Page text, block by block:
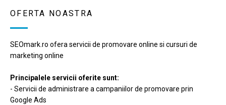
OFERTA NOASTRA
SEOmark.ro ofera servicii de promovare online si cursuri de
marketing online
Principalele servicii oferite sunt:
- Servicii de administrare a campaniilor de promovare prin
Google Ads